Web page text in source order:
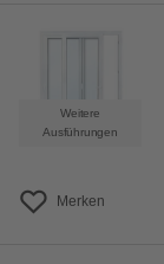
Weitere
Ausführungen
Merken